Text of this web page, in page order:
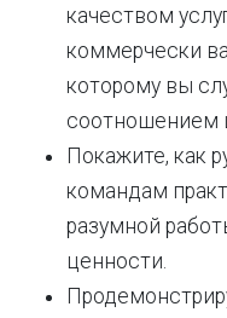
качеством
коммерчески
которому вы
соотношением
Покажите, как
командам
разумной
ценности.